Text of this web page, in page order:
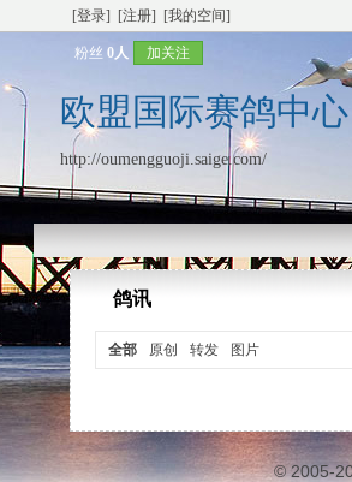
[登录] [注册] [我的空间]
粉丝 0人 加关注
欧盟国际赛鸽中心
http://oumengguoji.saige.com/
鸽讯
全部 原创 转发 图片
© 2005-